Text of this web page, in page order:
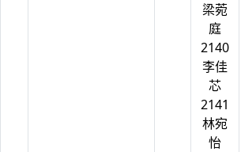
梁菀
庭
2140
李佳
芯
2141
林宛
怡